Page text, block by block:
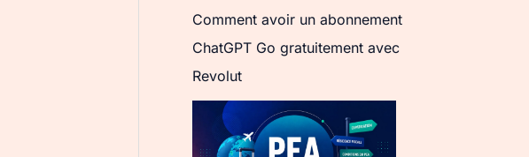
Comment avoir un abonnement
ChatGPT Go gratuitement avec
Revolut